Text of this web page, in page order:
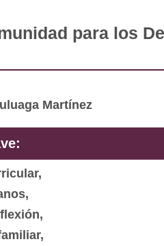
para los
Martínez